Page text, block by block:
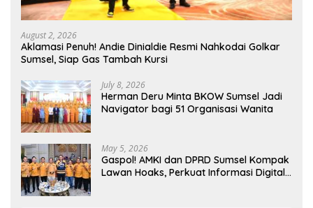
August 2, 2026
Aklamasi Penuh! Andie Dinialdie Resmi Nahkodai Golkar
Sumsel, Siap Gas Tambah Kursi
July 8, 2026
Herman Deru Minta BKOW Sumsel Jadi
Navigator bagi 51 Organisasi Wanita
May 5, 2026
Gaspol! AMKI dan DPRD Sumsel Kompak
Lawan Hoaks, Perkuat Informasi Digital